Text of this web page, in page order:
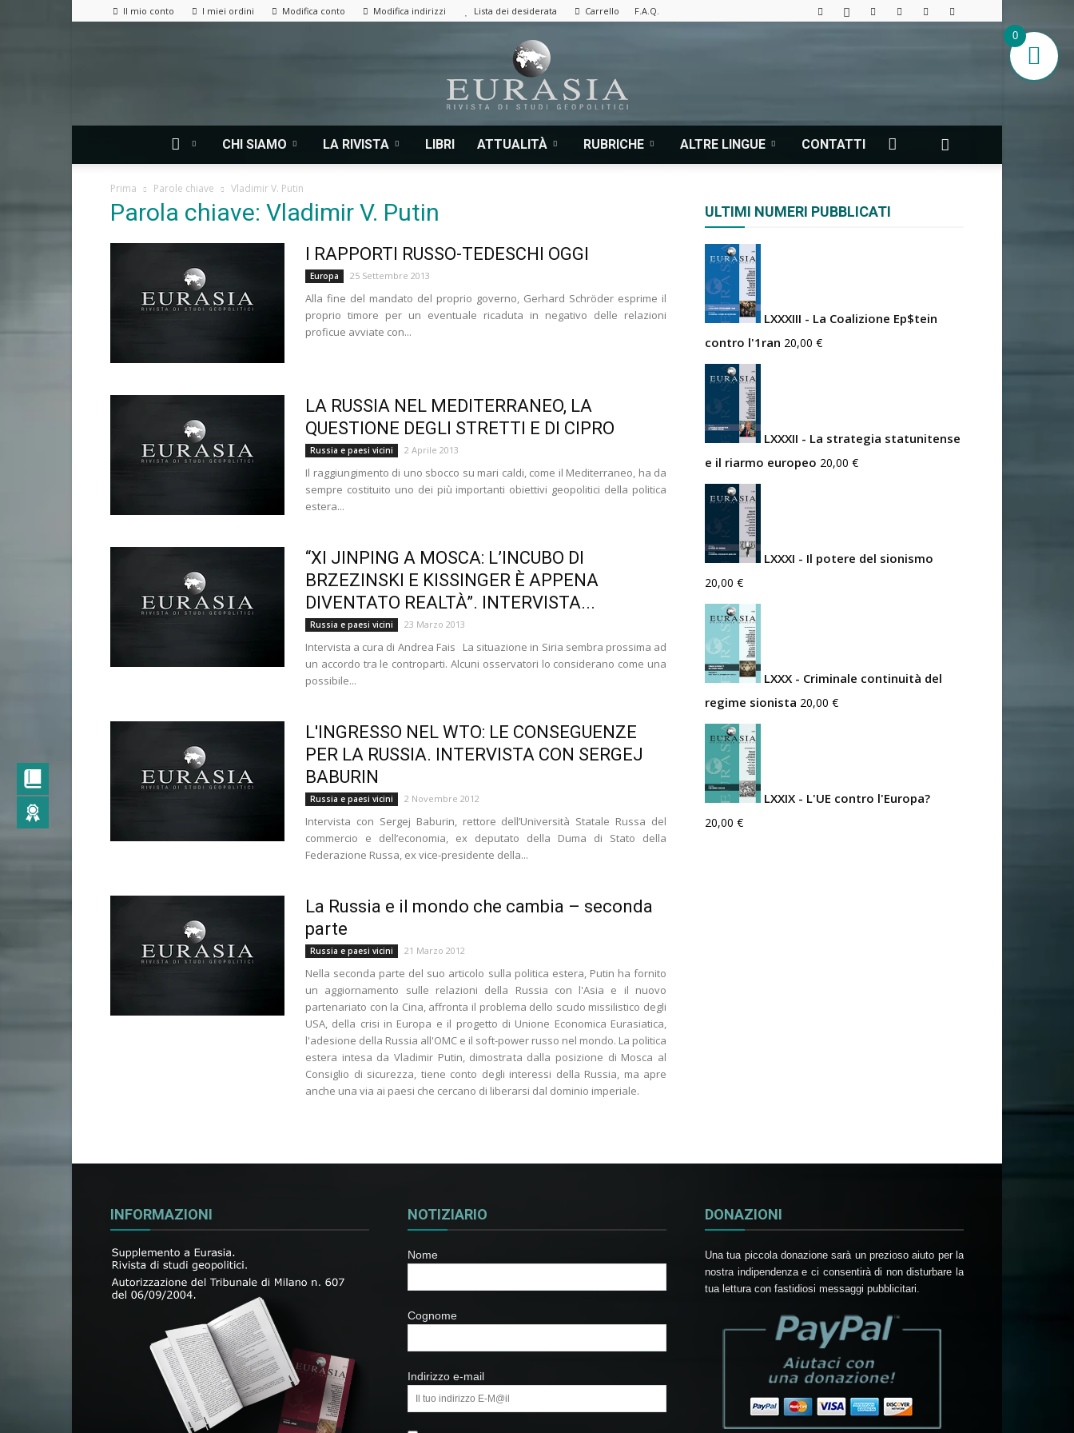
Il mio conto I miei ordini Modifica conto Modifica indirizzi Lista dei desiderata Carrello F.A.Q.
di
studi
CHI SIAMO LA RIVISTA LIBRI ATTUALITÀ RUBRICHE ALTRE LINGUE CONTATTI
Prima Parole chiave Vladimir V. Putin
Parola chiave: Vladimir V. Putin
I RAPPORTI RUSSO-TEDESCHI OGGI
Europa 25 Settembre 2013
Alla fine del mandato del proprio governo, Gerhard Schröder esprime il
proprio timore per un eventuale ricaduta in negativo delle relazioni
proficue avviate con...
LA RUSSIA NEL MEDITERRANEO, LA
QUESTIONE DEGLI STRETTI E DI CIPRO
Russia e paesi vicini 2 Aprile 2013
Il raggiungimento di uno sbocco su mari caldi, come il Mediterraneo, ha da
sempre costituito uno dei più importanti obiettivi geopolitici della politica
estera...
“XI JINPING A MOSCA: L’INCUBO DI
BRZEZINSKI E KISSINGER È APPENA
DIVENTATO REALTÀ”. INTERVISTA...
Russia e paesi vicini 23 Marzo 2013
Intervista a cura di Andrea Fais La situazione in Siria sembra prossima ad
un accordo tra le controparti. Alcuni osservatori lo considerano come una
possibile...
L'INGRESSO NEL WTO: LE CONSEGUENZE
PER LA RUSSIA. INTERVISTA CON SERGEJ
BABURIN
Russia e paesi vicini 2 Novembre 2012
Intervista con Sergej Baburin, rettore dell’Università Statale Russa del
commercio e dell’economia, ex deputato della Duma di Stato della
Federazione Russa, ex vice-presidente della...
La Russia e il mondo che cambia – seconda
parte
Russia e paesi vicini 21 Marzo 2012
Nella seconda parte del suo articolo sulla politica estera, Putin ha fornito
un aggiornamento sulle relazioni della Russia con l'Asia e il nuovo
partenariato con la Cina, affronta il problema dello scudo missilistico degli
USA, della crisi in Europa e il progetto di Unione Economica Eurasiatica,
l'adesione della Russia all'OMC e il soft-power russo nel mondo. La politica
estera intesa da Vladimir Putin, dimostrata dalla posizione di Mosca al
Consiglio di sicurezza, tiene conto degli interessi della Russia, ma apre
anche una via ai paesi che cercano di liberarsi dal dominio imperiale.
ULTIMI NUMERI PUBBLICATI
LXXXIII - La Coalizione Ep$tein
contro l'1ran 20,00 €
LXXXII - La strategia statunitense
e il riarmo europeo 20,00 €
LXXXI - Il potere del sionismo
20,00 €
LXXX - Criminale continuità del
regime sionista 20,00 €
LXXIX - L'UE contro l'Europa?
20,00 €
INFORMAZIONI NOTIZIARIO
Nome
Cognome
Indirizzo e-mail
DONAZIONI
Una tua piccola donazione sarà un prezioso aiuto per la
nostra indipendenza e ci consentirà di non disturbare la
tua lettura con fastidiosi messaggi pubblicitari.
0